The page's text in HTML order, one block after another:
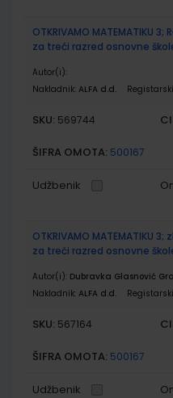
OTKRIVAMO MATEMATIKU
za treći razred osnovne
Autor(i):
Nakladnik: ALFA d.d.
SKU: 569744
ŠIFRA OMOTA: 500167
Udžbenik
OTKRIVAMO MATEMATIKU
za treći razred osnovne
Autor(i): Dubravka Glasnović
Nakladnik: ALFA d.d.
SKU: 567164
ŠIFRA OMOTA: 500167
Udžbenik